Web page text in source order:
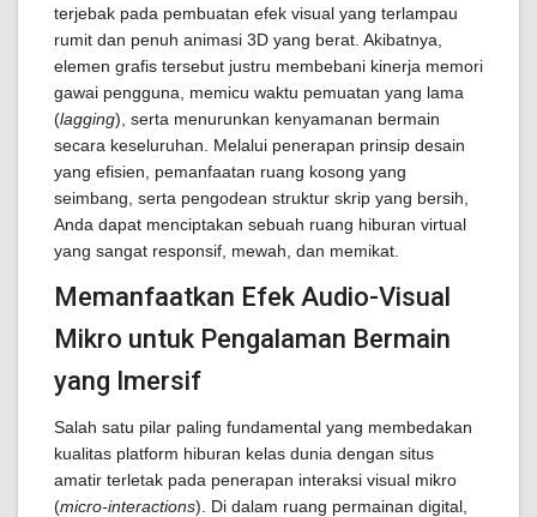
terjebak pada pembuatan efek visual yang terlampau
rumit dan penuh animasi 3D yang berat. Akibatnya,
elemen grafis tersebut justru membebani kinerja memori
gawai pengguna, memicu waktu pemuatan yang lama
(lagging), serta menurunkan kenyamanan bermain
secara keseluruhan. Melalui penerapan prinsip desain
yang efisien, pemanfaatan ruang kosong yang
seimbang, serta pengodean struktur skrip yang bersih,
Anda dapat menciptakan sebuah ruang hiburan virtual
yang sangat responsif, mewah, dan memikat.
Memanfaatkan Efek Audio-Visual
Mikro untuk Pengalaman Bermain
yang Imersif
Salah satu pilar paling fundamental yang membedakan
kualitas platform hiburan kelas dunia dengan situs
amatir terletak pada penerapan interaksi visual mikro
(micro-interactions). Di dalam ruang permainan digital,